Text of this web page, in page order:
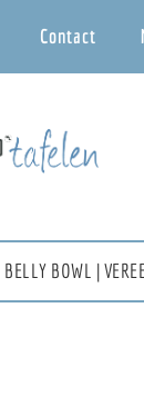
Contact
BELLY BOWL |